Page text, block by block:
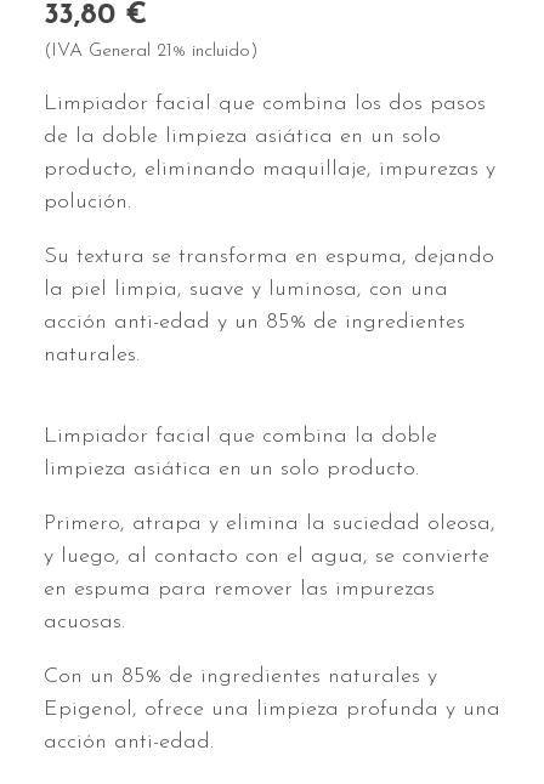
33,80 €
(IVA General 21% incluido)
Limpiador facial que combina los dos pasos
de la doble limpieza asiática en un solo
producto, eliminando maquillaje, impurezas y
polución.
Su textura se transforma en espuma, dejando
la piel limpia, suave y luminosa, con una
acción anti-edad y un 85% de ingredientes
naturales.
Limpiador facial que combina la doble
limpieza asiática en un solo producto.
Primero, atrapa y elimina la suciedad oleosa,
y luego, al contacto con el agua, se convierte
en espuma para remover las impurezas
acuosas.
Con un 85% de ingredientes naturales y
Epigenol, ofrece una limpieza profunda y una
acción anti-edad.